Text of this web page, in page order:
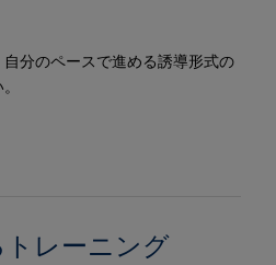
分のペースで進める誘導形式の
レーニング